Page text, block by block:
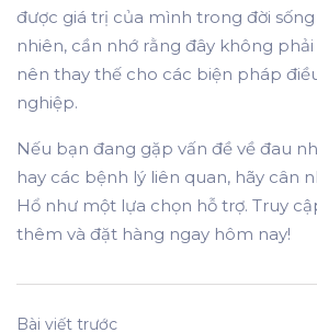
được giá trị của mình trong đời sống
nhiên, cần nhớ rằng đây không
nên thay thế cho các biện pháp
nghiệp.
Nếu bạn đang gặp vấn đề về đau
hay các bệnh lý liên quan, hãy cân
Hổ như một lựa chọn hỗ trợ. Truy
thêm và đặt hàng ngay hôm nay!
Bài viết trước